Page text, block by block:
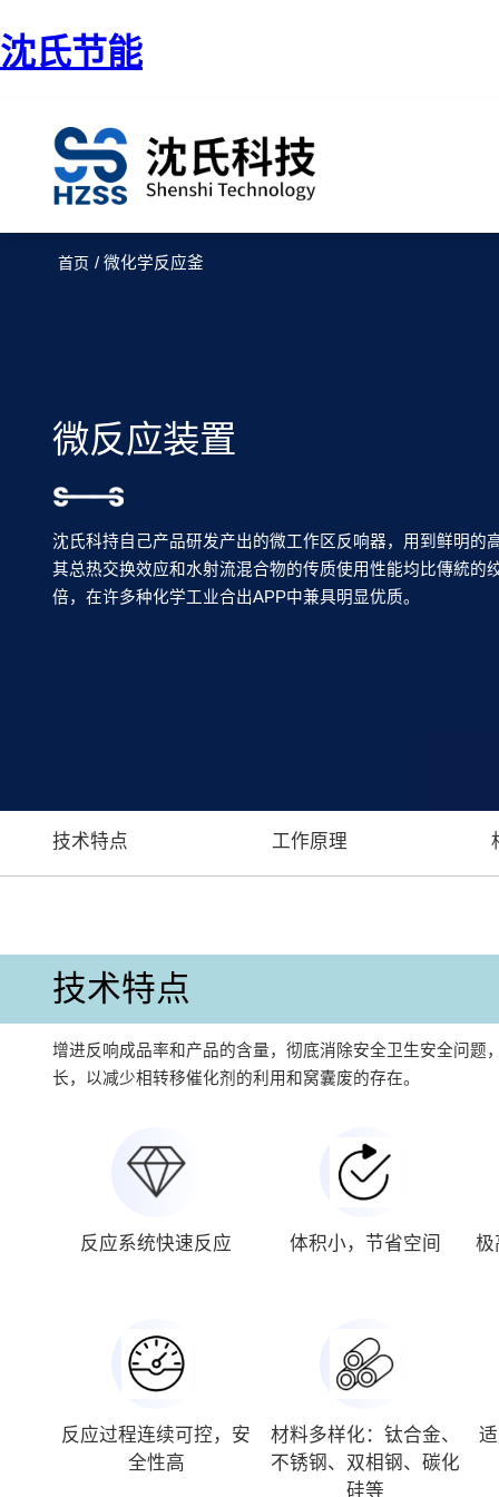
沈氏节能
首页 / 微化学反应釜
微反应装置
沈氏科持自己产品研发产出的微工作区反响器，用到鲜明的
其总热交换效应和水射流混合物的传质使用性能均比傳統的
倍，在许多种化学工业合出APP中兼具明显优质。
技术特点 工作原理
技术特点
增进反响成品率和产品的含量，彻底消除安全卫生安全问题
长，以减少相转移催化剂的利用和窝囊废的存在。
反应系统快速反应 体积小，节省空间 极
反应过程连续可控，安
全性高
材料多样化：钛合金、
不锈钢、双相钢、碳化
硅等